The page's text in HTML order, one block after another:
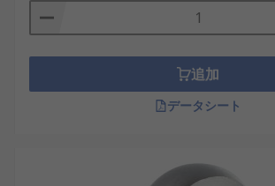
追加
データシート